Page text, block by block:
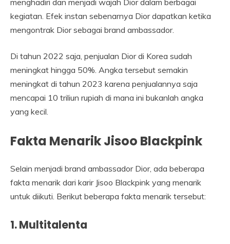
menghadiri dan menjadi wajah Dior dalam berbagai
kegiatan. Efek instan sebenarnya Dior dapatkan ketika
mengontrak Dior sebagai brand ambassador.
Di tahun 2022 saja, penjualan Dior di Korea sudah
meningkat hingga 50%. Angka tersebut semakin
meningkat di tahun 2023 karena penjualannya saja
mencapai 10 triliun rupiah di mana ini bukanlah angka
yang kecil.
Fakta Menarik Jisoo Blackpink
Selain menjadi brand ambassador Dior, ada beberapa
fakta menarik dari karir Jisoo Blackpink yang menarik
untuk diikuti. Berikut beberapa fakta menarik tersebut:
1. Multitalenta